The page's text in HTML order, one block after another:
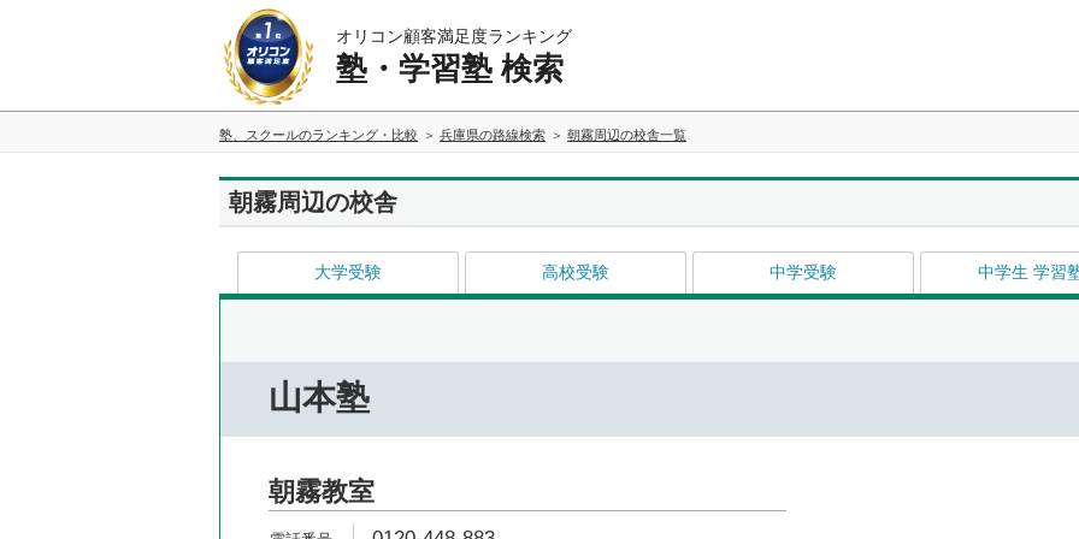
オリコン顧客満足度ランキング
塾・学習塾 検索
塾、スクールのランキング・比較 兵庫県の路線検索 朝霧周辺の校舎一覧
朝霧周辺の校舎
大学受験 高校受験 中学受験 中学生 学習
山本塾
朝霧教室